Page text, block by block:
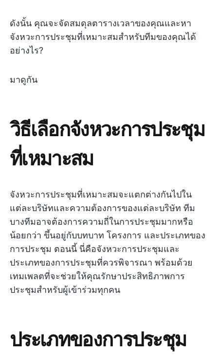
ดังนั้น คุณจะจัดสมดุลตารางเวลาของคุณและหา
จังหวะการประชุมที่เหมาะสมสำหรับทีมของคุณได้
อย่างไร?
มาดูกัน
วิธีเลือกจังหวะการประชุม
ที่เหมาะสม
จังหวะการประชุมที่เหมาะสมจะแตกต่างกันไปใน
แต่ละบริษัทและความต้องการของแต่ละบริษัท ทีม
บางทีมอาจต้องการความถี่ในการประชุมมากหรือ
น้อยกว่า ขึ้นอยู่กับบทบาท โครงการ และประเภทของ
การประชุม ตอนนี้ นี่คือจังหวะการประชุมและ
ประเภทของการประชุมที่ควรพิจารณา พร้อมด้วย
เทมเพลตที่จะช่วยให้คุณรักษาประสิทธิภาพการ
ประชุมสำหรับผู้เข้าร่วมทุกคน
ประเภทของการประชุม